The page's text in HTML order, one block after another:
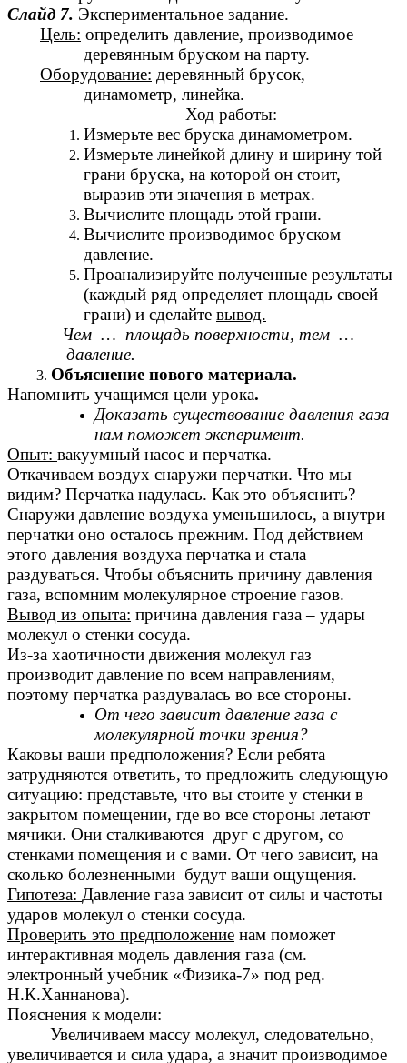
Слайд 7. Экспериментальное задание.
Цель: определить давление, производимое
деревянным бруском на парту.
Оборудование: деревянный брусок,
динамометр, линейка.
Ход работы:
Измерьте вес бруска динамометром.
Измерьте линейкой длину и ширину той
грани бруска, на которой он стоит,
выразив эти значения в метрах.
Вычислите площадь этой грани.
Вычислите производимое бруском
давление.
Проанализируйте полученные результаты
(каждый ряд определяет площадь своей
грани) и сделайте вывод.
Чем … площадь поверхности, тем …
давление.
Объяснение нового материала.
Напомнить учащимся цели урока.
Доказать существование давления газа
нам поможет эксперимент.
Опыт: вакуумный насос и перчатка.
Откачиваем воздух снаружи перчатки. Что мы
видим? Перчатка надулась. Как это объяснить?
Снаружи давление воздуха уменьшилось, а внутри
перчатки оно осталось прежним. Под действием
этого давления воздуха перчатка и стала
раздуваться. Чтобы объяснить причину давления
газа, вспомним молекулярное строение газов.
Вывод из опыта: причина давления газа – удары
молекул о стенки сосуда.
Из-за хаотичности движения молекул газ
производит давление по всем направлениям,
поэтому перчатка раздувалась во все стороны.
От чего зависит давление газа с
молекулярной точки зрения?
Каковы ваши предположения? Если ребята
затрудняются ответить, то предложить следующую
ситуацию: представьте, что вы стоите у стенки в
закрытом помещении, где во все стороны летают
мячики. Они сталкиваются друг с другом, со
стенками помещения и с вами. От чего зависит, на
сколько болезненными будут ваши ощущения.
Гипотеза: Давление газа зависит от силы и частоты
ударов молекул о стенки сосуда.
Проверить это предположение нам поможет
интерактивная модель давления газа (см.
электронный учебник «Физика-7» под ред.
Н.К.Ханнанова).
Пояснения к модели:
Увеличиваем массу молекул, следовательно,
увеличивается и сила удара, а значит производимое